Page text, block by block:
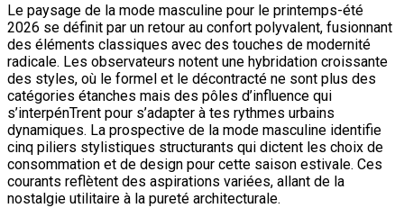
Le paysage de la mode masculine pour le printemps-été
2026 se définit par un retour au confort polyvalent, fusionnant
des éléments classiques avec des touches de modernité
radicale. Les observateurs notent une hybridation croissante
des styles, où le formel et le décontracté ne sont plus des
catégories étanches mais des pôles d’influence qui
s’interpénTrent pour s’adapter à tes rythmes urbains
dynamiques. La prospective de la mode masculine identifie
cinq piliers stylistiques structurants qui dictent les choix de
consommation et de design pour cette saison estivale. Ces
courants reflètent des aspirations variées, allant de la
nostalgie utilitaire à la pureté architecturale.